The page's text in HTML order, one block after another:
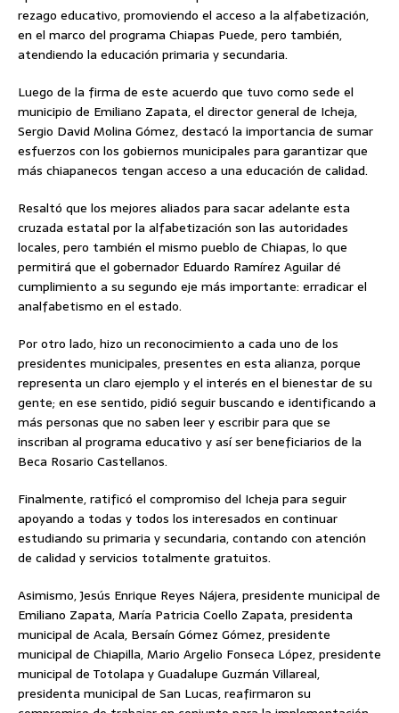
rezago educativo, promoviendo el acceso a la alfabetización,
en el marco del programa Chiapas Puede, pero también,
atendiendo la educación primaria y secundaria.
Luego de la firma de este acuerdo que tuvo como sede el
municipio de Emiliano Zapata, el director general de Icheja,
Sergio David Molina Gómez, destacó la importancia de sumar
esfuerzos con los gobiernos municipales para garantizar que
más chiapanecos tengan acceso a una educación de calidad.
Resaltó que los mejores aliados para sacar adelante esta
cruzada estatal por la alfabetización son las autoridades
locales, pero también el mismo pueblo de Chiapas, lo que
permitirá que el gobernador Eduardo Ramírez Aguilar dé
cumplimiento a su segundo eje más importante: erradicar el
analfabetismo en el estado.
Por otro lado, hizo un reconocimiento a cada uno de los
presidentes municipales, presentes en esta alianza, porque
representa un claro ejemplo y el interés en el bienestar de su
gente; en ese sentido, pidió seguir buscando e identificando a
más personas que no saben leer y escribir para que se
inscriban al programa educativo y así ser beneficiarios de la
Beca Rosario Castellanos.
Finalmente, ratificó el compromiso del Icheja para seguir
apoyando a todas y todos los interesados en continuar
estudiando su primaria y secundaria, contando con atención
de calidad y servicios totalmente gratuitos.
Asimismo, Jesús Enrique Reyes Nájera, presidente municipal de
Emiliano Zapata, María Patricia Coello Zapata, presidenta
municipal de Acala, Bersaín Gómez Gómez, presidente
municipal de Chiapilla, Mario Argelio Fonseca López, presidente
municipal de Totolapa y Guadalupe Guzmán Villareal,
presidenta municipal de San Lucas, reafirmaron su